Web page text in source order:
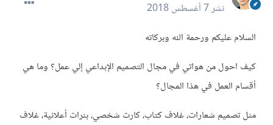
نشر7 أغسطس 2018
السلام عليكم ورحمة الله وبركاته
كيف احول من هواتي في مجال التصميم الإبداعي إلي عمل؟ وما هي
أقسام العمل في هذا المجال؟
مثل تصميم شعارات، غلاف كتاب، كارت شخصي، بنرات أعلانية، غلاف